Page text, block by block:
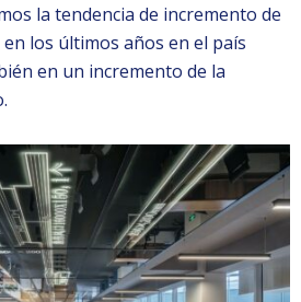
la tendencia de incremento de
los últimos años en el país
en un incremento de la